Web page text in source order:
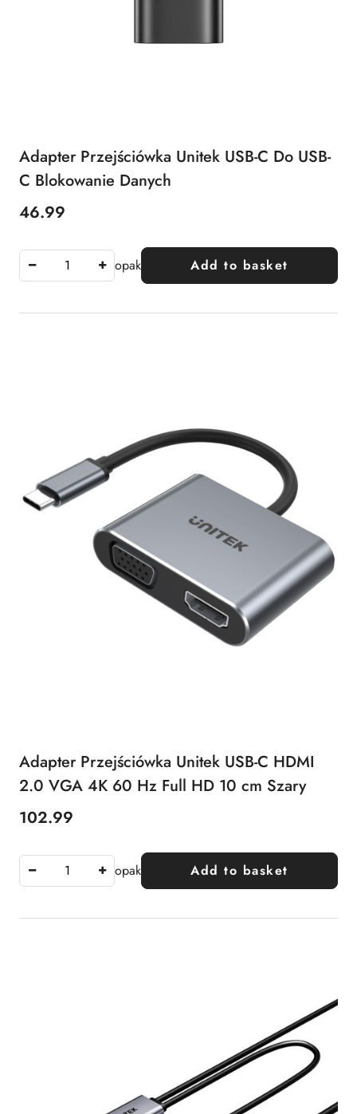
Adapter Przejściówka Unitek USB-C Do USB-
C Blokowanie Danych
Price:
46.99
opak Add to basket
Adapter Przejściówka Unitek USB-C HDMI
2.0 VGA 4K 60 Hz Full HD 10 cm Szary
Price:
102.99
opak Add to basket